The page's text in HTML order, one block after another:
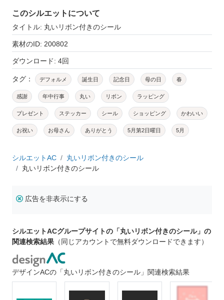
このシルエットについて
タイトル: 丸いリボン付きのシール
素材のID: 200802
ダウンロード: 4回
タグ： デフォルメ 誕生日 記念日 母の日 春
感謝 年中行事 丸い リボン ラッピング
プレゼント ステッカー シール ショッピング かわいい
お祝い お母さん ありがとう 5月第2日曜日 5月
シルエットAC
丸いリボン付きのシール
丸いリボン付きのシール
広告を非表示にする
シルエットACグループサイトの「丸いリボン付きのシール」の
関連検索結果 （同じアカウントで無料ダウンロードできます）
デザインACの「丸いリボン付きのシール」関連検索結果